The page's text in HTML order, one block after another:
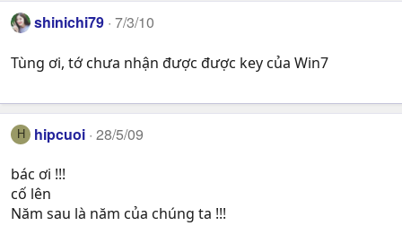
shinichi79 7/3/10
Tùng ơi, tớ chưa nhận được được key của Win7
H hipcuoi 28/5/09
bác ơi !!!
cố lên
Năm sau là năm của chúng ta !!!